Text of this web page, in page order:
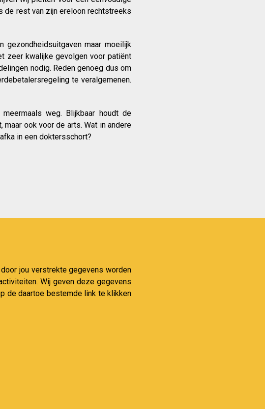
de rest van zijn ereloon rechtstreeks
gezondheidsuitgaven maar moeilijk
zeer kwalijke gevolgen voor patiënt
nodig. Reden genoeg dus om
te veralgemenen.
weg. Blijkbaar houdt de
ook voor de arts. Wat in andere
in een doktersschort?
jou verstrekte gegevens worden
Wij geven deze gegevens
de daartoe bestemde link te klikken